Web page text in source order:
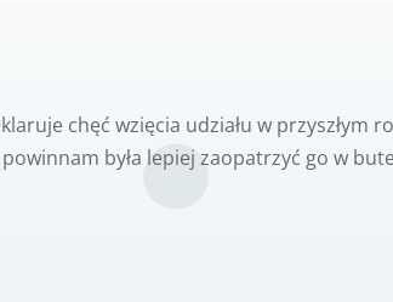
chęć wzięcia udziału w przyszłym
była lepiej zaopatrzyć go w